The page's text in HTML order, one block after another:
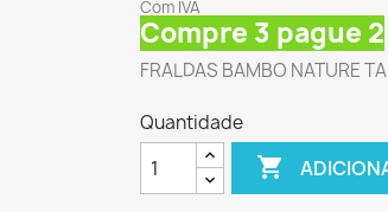
Com IVA
Compre 3 pague 2
FRALDAS BAMBO NATURE
Quantidade
